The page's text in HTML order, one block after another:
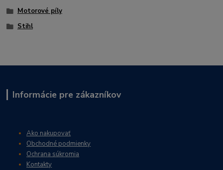
Motorové píly
Stihl
Informácie pre zákazníkov
Ako nakupovať
Obchodné podmienky
Ochrana súkromia
Kontakty